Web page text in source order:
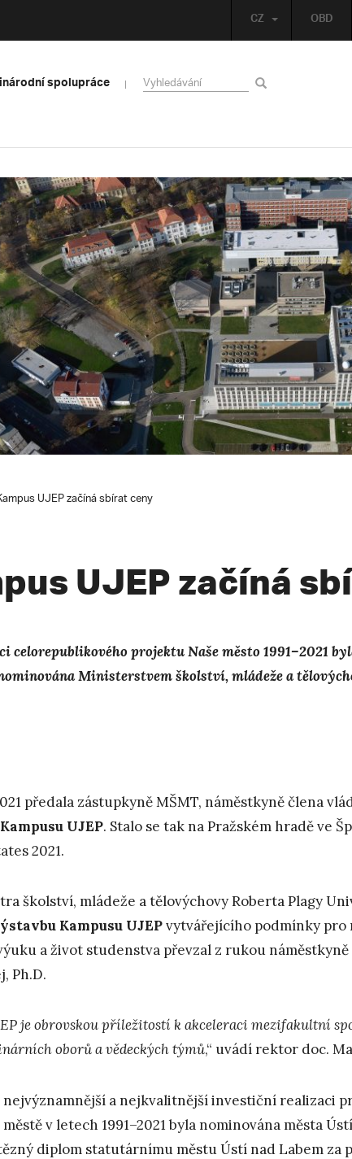
OBD
CZ
spolupráce
UJEP začíná sbírat ceny
UJEP začíná
celorepublikového projektu Naše město 1991–2021
Ministerstvem školství, mládeže a
předala zástupkyně MŠMT, náměstkyně člena
Kampusu UJEP. Stalo se tak na Pražském hradě ve
2021.
školství, mládeže a tělovýchovy Roberta Plagy
Kampusu UJEPvytvářejícího podmínky pro
a život studenstva převzal z rukou
Ph.D.
je obrovskou příležitostí k akceleraci mezifakultní
oborů a vědeckých týmů,“ uvádí rektor doc.
nejvýznamnější a nejkvalitnější investiční realizaci
v letech 1991–2021 byla nominována města
diplom statutárnímu městu Ústí nad Labem za